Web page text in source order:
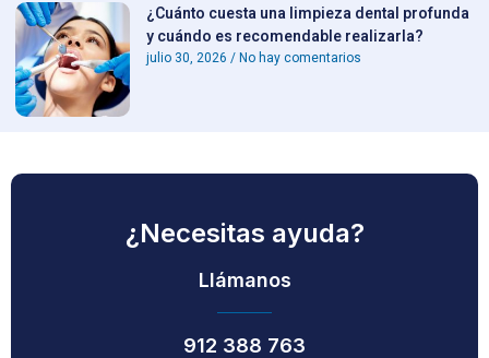
¿Cuánto cuesta una limpieza dental profunda
y cuándo es recomendable realizarla?
julio 30, 2026 No hay comentarios
¿Necesitas ayuda?
Llámanos
912 388 763